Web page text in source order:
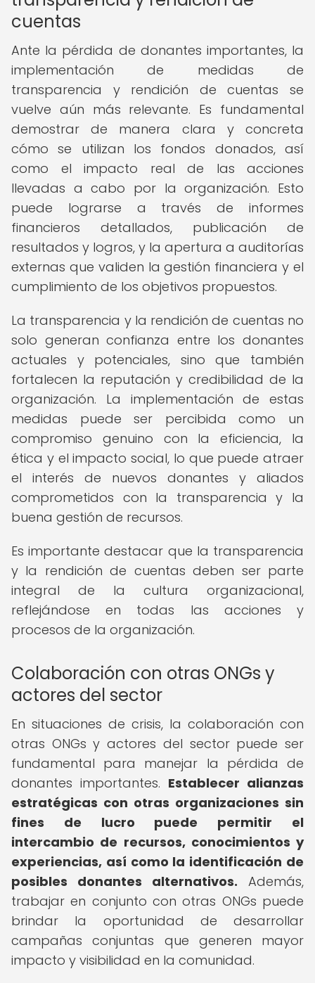
cuentas
Ante la pérdida de donantes importantes, la
implementación de medidas de
transparencia y rendición de cuentas se
vuelve aún más relevante. Es fundamental
demostrar de manera clara y concreta
cómo se utilizan los fondos donados, así
como el impacto real de las acciones
llevadas a cabo por la organización. Esto
puede lograrse a través de informes
financieros detallados, publicación de
resultados y logros, y la apertura a auditorías
externas que validen la gestión financiera y el
cumplimiento de los objetivos propuestos.
La transparencia y la rendición de cuentas no
solo generan confianza entre los donantes
actuales y potenciales, sino que también
fortalecen la reputación y credibilidad de la
organización. La implementación de estas
medidas puede ser percibida como un
compromiso genuino con la eficiencia, la
ética y el impacto social, lo que puede atraer
el interés de nuevos donantes y aliados
comprometidos con la transparencia y la
buena gestión de recursos.
Es importante destacar que la transparencia
y la rendición de cuentas deben ser parte
integral de la cultura organizacional,
reflejándose en todas las acciones y
procesos de la organización.
Colaboración con otras ONGs y
actores del sector
En situaciones de crisis, la colaboración con
otras ONGs y actores del sector puede ser
fundamental para manejar la pérdida de
donantes importantes. Establecer alianzas
estratégicas con otras organizaciones sin
fines de lucro puede permitir el
intercambio de recursos, conocimientos y
experiencias, así como la identificación de
posibles donantes alternativos. Además,
trabajar en conjunto con otras ONGs puede
brindar la oportunidad de desarrollar
campañas conjuntas que generen mayor
impacto y visibilidad en la comunidad.